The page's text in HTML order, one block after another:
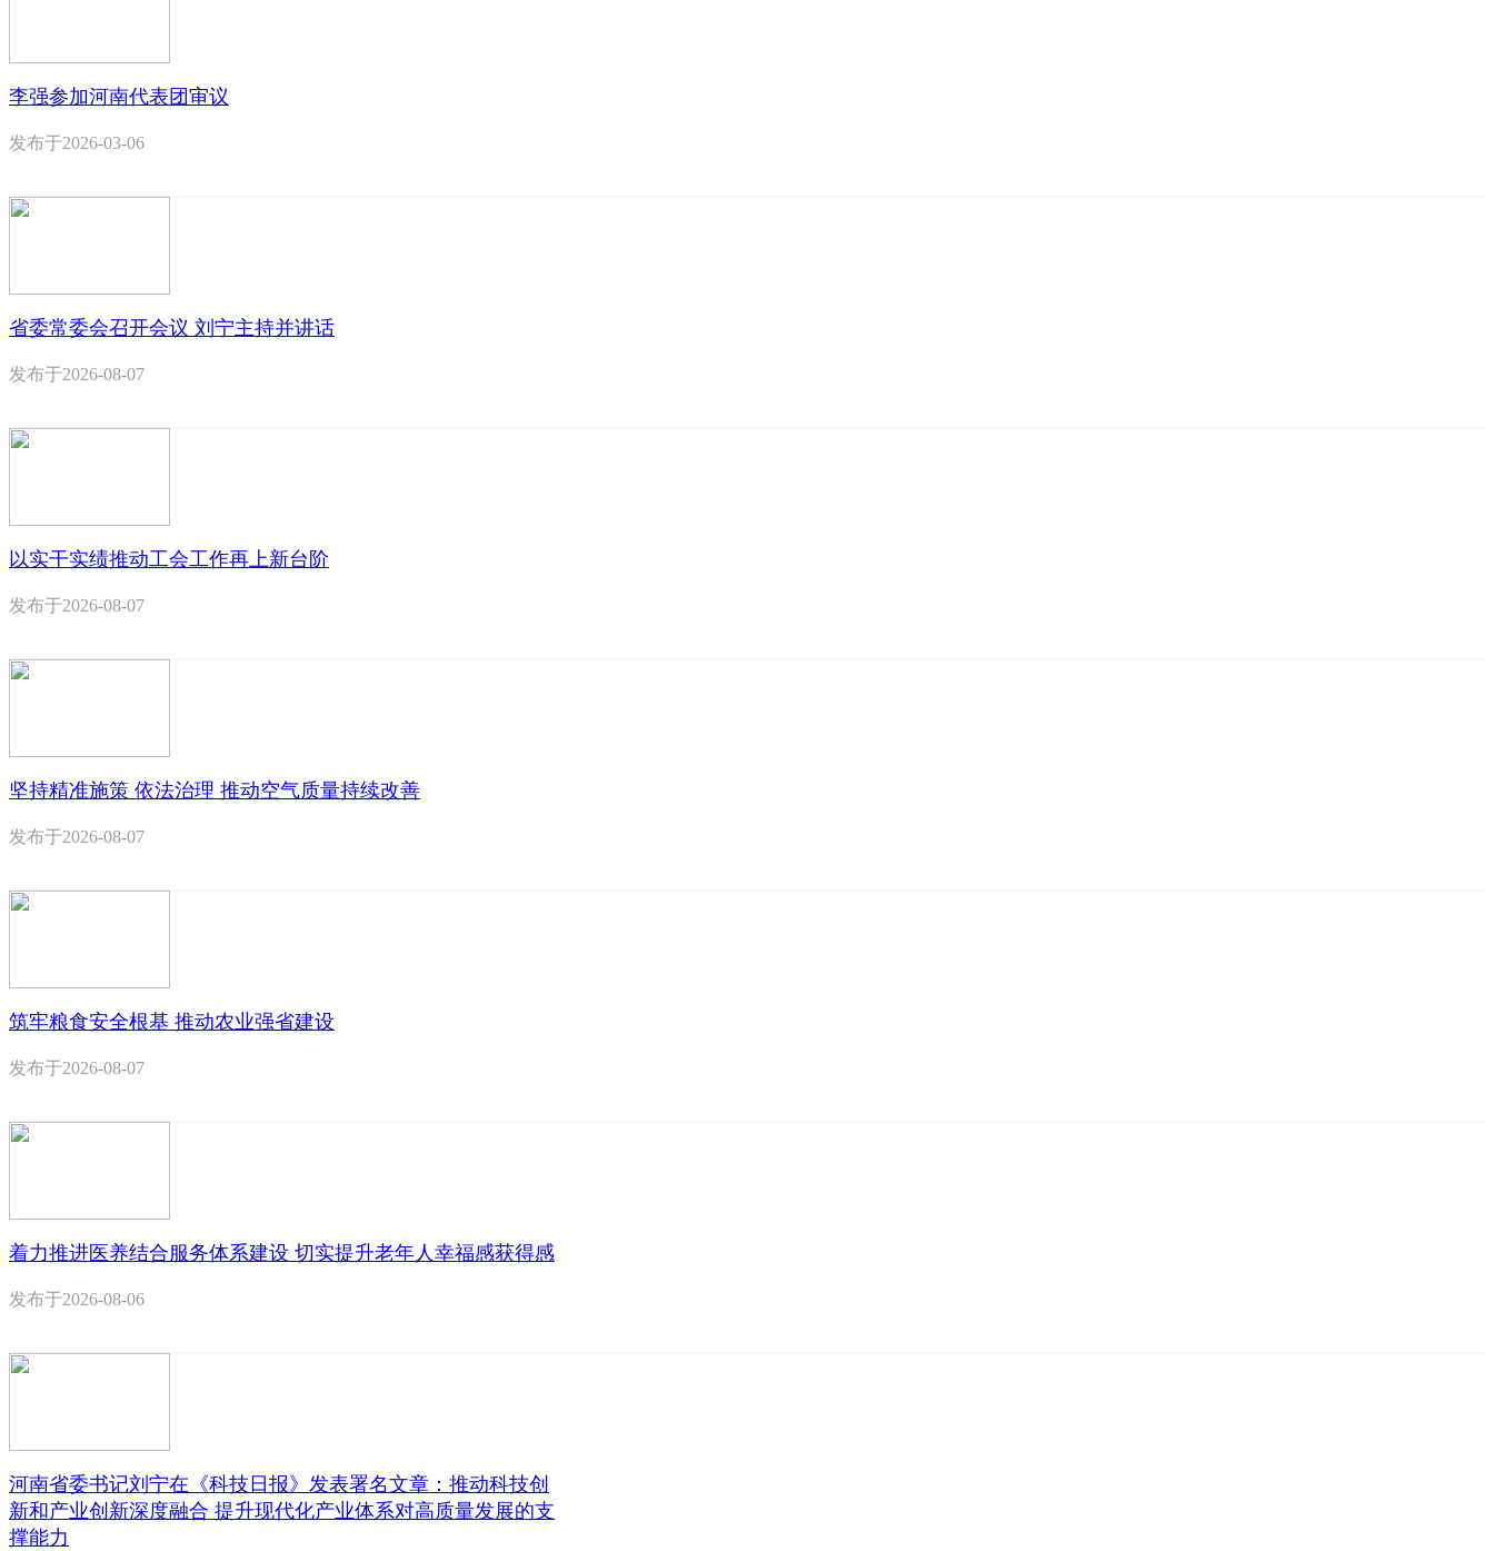
李强参加河南代表团审议
发布于2026-03-06
省委常委会召开会议 刘宁主持并讲话
发布于2026-08-07
以实干实绩推动工会工作再上新台阶
发布于2026-08-07
坚持精准施策 依法治理 推动空气质量持续改善
发布于2026-08-07
筑牢粮食安全根基 推动农业强省建设
发布于2026-08-07
着力推进医养结合服务体系建设 切实提升老年人幸福感获得感
发布于2026-08-06
河南省委书记刘宁在《科技日报》发表署名文章：推动科技创
新和产业创新深度融合 提升现代化产业体系对高质量发展的支
撑能力